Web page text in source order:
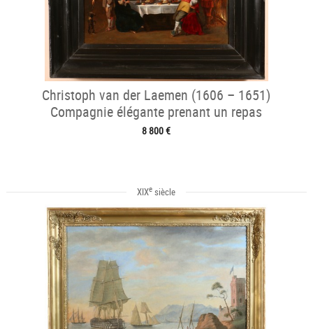
Christoph van der Laemen (1606 – 1651)
Compagnie élégante prenant un repas
8 800 €
XIXe siècle